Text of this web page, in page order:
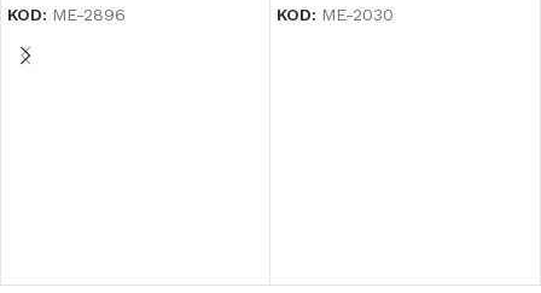
KOD: ME-2896
KOD: ME-2030